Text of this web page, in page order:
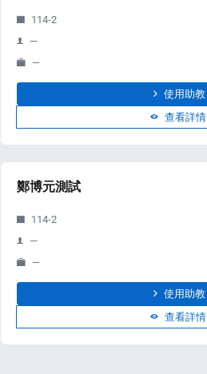
114-2
—
—
使用助教
查看詳情
鄭博元測試
114-2
—
—
使用助教
查看詳情